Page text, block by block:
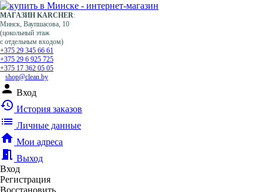
МАГАЗИН KARCHER:
Минск, Ваупшасова, 10
(цокольный этаж
с отдельным входом)
+375 29 345 66 61
+375 29 6 925 725
+375 17 362 05 05
shop@clean.by
person Вход
history История заказов
list Личные данные
home Мои адреса
meeting_room Выход
Вход
Регистрация